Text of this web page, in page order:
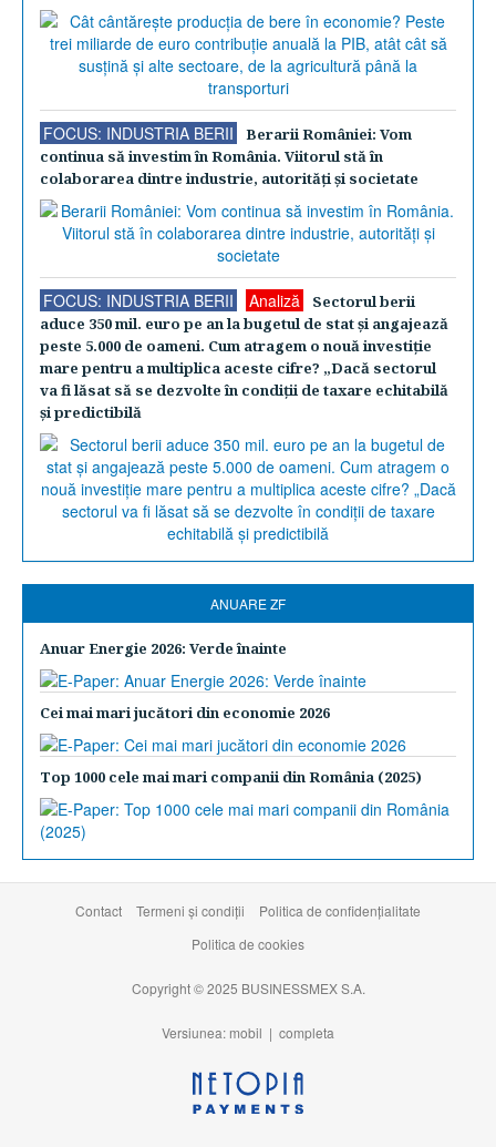
FOCUS: INDUSTRIA BERII
Berarii României: Vom
continua să investim în România. Viitorul stă în
colaborarea dintre industrie, autorităţi şi societate
FOCUS: INDUSTRIA BERII Analiză
Sectorul berii
aduce 350 mil. euro pe an la bugetul de stat şi angajează
peste 5.000 de oameni. Cum atragem o nouă investiţie
mare pentru a multiplica aceste cifre? „Dacă sectorul
va fi lăsat să se dezvolte în condiţii de taxare echitabilă
şi predictibilă
ANUARE ZF
Anuar Energie 2026: Verde înainte
Cei mai mari jucători din economie 2026
Top 1000 cele mai mari companii din România (2025)
Contact Termeni şi condiţii
Politica de confidențialitate
Politica de cookies
Copyright © 2025 BUSINESSMEX S.A.
Versiunea: mobil | completa